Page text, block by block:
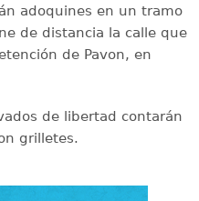
adoquines en un tramo
de distancia la calle que
de Pavon, en
de libertad contarán
grilletes.